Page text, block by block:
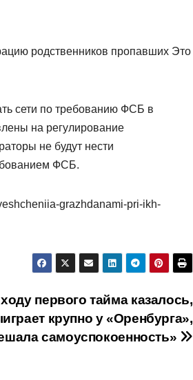
родственников пропавших Это
сети по требованию ФСБ в
на регулирование
не будут нести
ФСБ.
grazhdanami-pri-ikh-
первого тайма казалось,
крупно у «Оренбурга»,
самоуспокоенность»